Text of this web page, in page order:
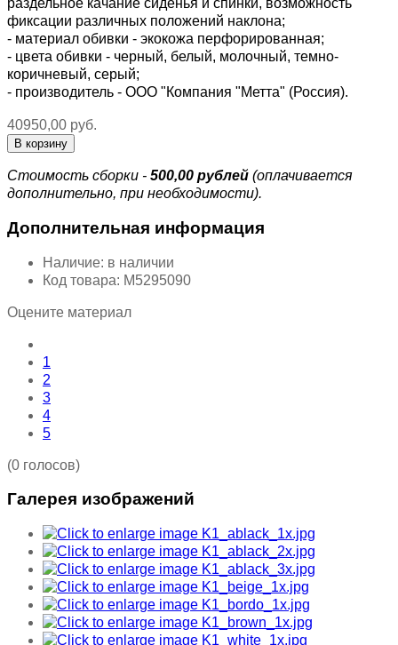
раздельное качание сиденья и спинки, возможность
фиксации различных положений наклона;
- материал обивки - экокожа перфорированная;
- цвета обивки - черный, белый, молочный, темно-
коричневый, серый;
- производитель - ООО "Компания "Метта" (Россия).
40950,00 руб.
Стоимость сборки - 500,00 рублей (оплачивается
дополнительно, при необходимости).
Дополнительная информация
Наличие: в наличии
Код товара: М5295090
Оцените материал
1
2
3
4
5
(0 голосов)
Галерея изображений